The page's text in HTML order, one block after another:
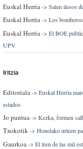
Euskal Herria-> Salen ilesos
Euskal Herria-> Los
Euskal Herria-> El BOE
UPV
Iritzia
Editoriala -> Euskal Herria
estados
Jo puntua-> Kezka, formen
Txokotik-> Honelako urteen
Gaurkoa-> El tren de las mil